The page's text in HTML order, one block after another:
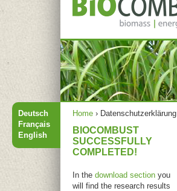
You are here
Home › Datenschutzerklärung
BIOCOMBUST
SUCCESSFULLY
COMPLETED!
In the download section you
will find the research results
Deutsch
Français
English